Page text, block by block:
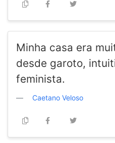
Minha casa era
desde garoto,
feminista.
Caetano Veloso